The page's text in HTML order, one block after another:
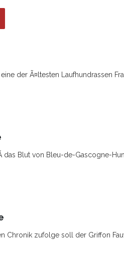
der Ã¤ltesten Laufhundrassen
das Blut von Bleu-de-Gascogne-
Chronik zufolge soll der Griffon